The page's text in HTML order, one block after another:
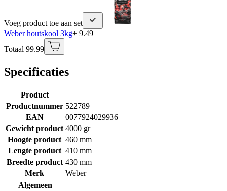
Voeg product toe aan set
Weber houtskool 3kg+ 9.49
Totaal 99.99
Specificaties
Product
Productnummer 522789
EAN
0077924029936
Gewicht product 4000 gr
Hoogte product 460 mm
Lengte product 410 mm
Breedte product 430 mm
Merk
Weber
Algemeen